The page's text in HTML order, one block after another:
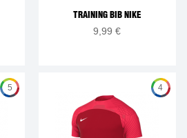
TRAINING BIB NIKE
9,99 €
5 4